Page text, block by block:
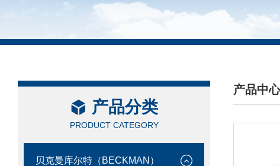
产品分类
PRODUCT CATEGORY
贝克曼库尔特（BECKMAN）
产品中心
/